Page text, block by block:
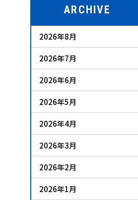
ARCHIVE
2026年8月
2026年7月
2026年6月
2026年5月
2026年4月
2026年3月
2026年2月
2026年1月